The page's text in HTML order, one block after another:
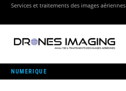
Services et traitements des images aériennes
NUMERIQUE